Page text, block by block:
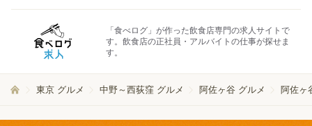
「食べログ」が作った飲食店専門の求人サイトで
す。飲食店の正社員・アルバイトの仕事が探せま
す。
東京 グルメ 中野～西荻窪 グルメ 阿佐ヶ谷 グルメ 阿佐ヶ